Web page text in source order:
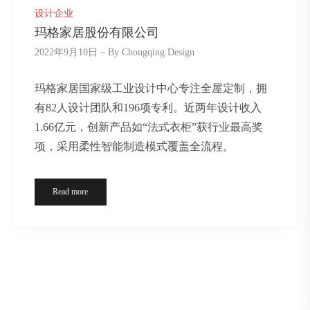
设计企业
玛格家居股份有限公司
2022年9月10日 ByChongqing Design
玛格家居国家级工业设计中心专注全屋定制，拥
有82人设计团队和196项专利。近两年设计收入
1.66亿元，创新产品如“法式衣柜”获行业最高奖
项，采用柔性智能制造模式覆盖全流程。
Read more